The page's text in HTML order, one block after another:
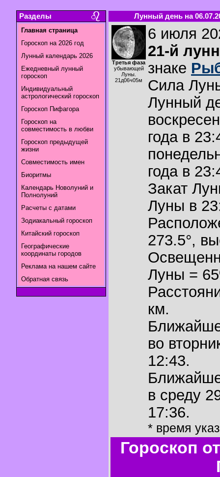
Разделы
Главная страница
Гороскоп на 2026 год
Лунный календарь 2026
Ежедневный лунный
гороскоп
Индивидуальный
астрологический гороскоп
Гороскоп Пифагора
Гороскоп на
совместимость в любви
Гороскоп предыдущей
жизни
Совместимость имен
Биоритмы
Календарь Новолуний и
Полнолуний
Расчеты с датами
Зодиакальный гороскоп
Китайский гороскоп
Географические
координаты городов
Реклама на нашем сайте
Обратная связь
Лунный день на
Третья фаза
убывающей
Луны.
21д06ч05м
6 июля
21-й
знаке
Сила
Лунный
года в
года в
Закат
Луны в
273.5°,
Луны =
км.
во
12:43.
в среду
17:36.
* время
Гороскоп